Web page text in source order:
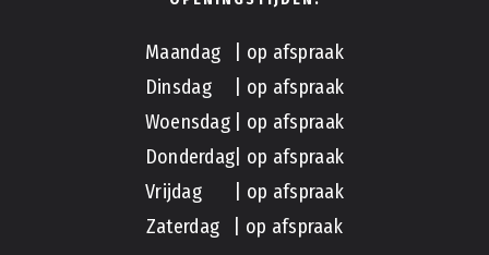
Maandag | op afspraak
Dinsdag | op afspraak
Woensdag | op afspraak
Donderdag| op afspraak
Vrijdag | op afspraak
Zaterdag | op afspraak